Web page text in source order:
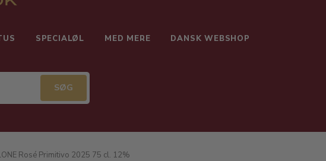
SPECIALØL MED MERE DANSK WEBSHOP
Rosé Primitivo 2025 75 cl. 12%